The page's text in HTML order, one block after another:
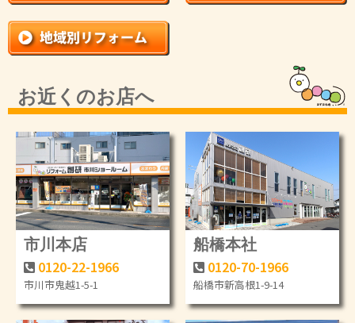
お近くのお店へ
市川本店
0120-22-1966
市川市鬼越1-5-1
船橋本社
0120-70-1966
船橋市新高根1-9-14